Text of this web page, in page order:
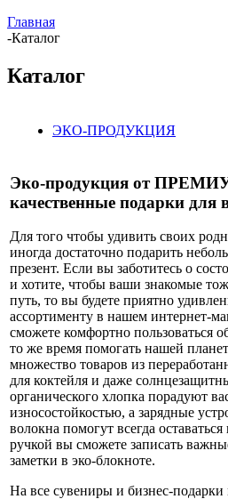
Главная
-Каталог
Каталог
ЭКО-ПРОДУКЦИЯ
Эко-продукция от
качественные подарки для
Для того чтобы удивить своих
иногда достаточно подарить
презент. Если вы заботитесь о
и хотите, чтобы ваши знакомые
путь, то вы будете приятно
ассортименту в нашем интернет-
сможете комфортно пользоваться
то же время помогать нашей
множество товаров из
для коктейля и даже
органического хлопка порадуют
износостойкостью, а зарядные
волокна помогут всегда
ручкой вы сможете записать
заметки в эко-блокноте.
На все сувениры и бизнес-